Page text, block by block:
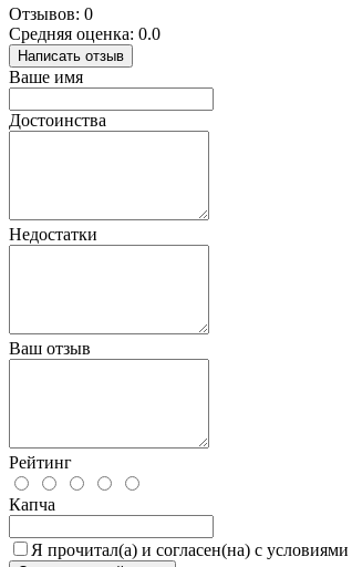
Отзывов: 0
Средняя оценка: 0.0
Написать отзыв
Ваше имя
Достоинства
Недостатки
Ваш отзыв
Рейтинг
Капча
Я прочитал(а) и согласен(на) с условиями